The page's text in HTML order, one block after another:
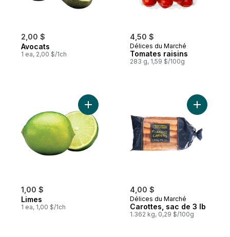
2,00 $
Avocats
1 ea, 2,00 $/1ch
4,50 $
Délices du Marché
Tomates raisins
283 g, 1,59 $/100g
1,00 $
Limes
1 ea, 1,00 $/1ch
Ajouter Limes au panier
4,00 $
Délices du Marché
Carottes, sac de 3 lb
1.362 kg, 0,29 $/100g
Ajouter